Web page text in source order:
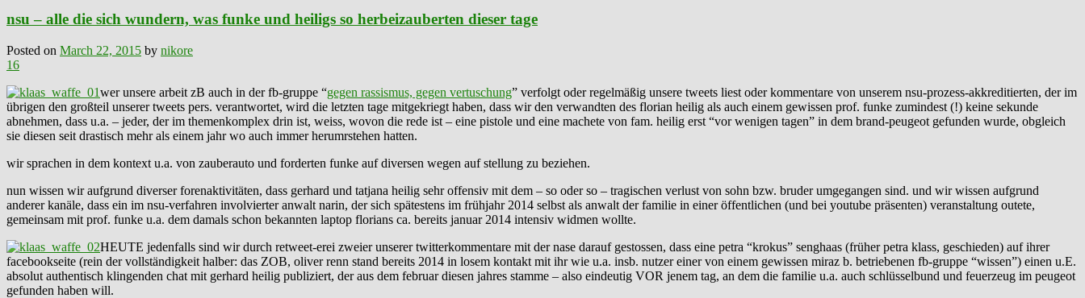
nsu – alle die sich wundern, was funke und heiligs so herbeizauberten dieser tage
Posted on March 22, 2015 by nikore
16
wer unsere arbeit zB auch in der fb-gruppe “gegen rassismus, gegen vertuschung” verfolgt oder regelmäßig unsere tweets liest oder kommentare von unserem nsu-prozess-akkreditierten, der im
übrigen den großteil unserer tweets pers. verantwortet, wird die letzten tage mitgekriegt haben, dass wir den verwandten des florian heilig als auch einem gewissen prof. funke zumindest (!) keine sekunde
abnehmen, dass u.a. – jeder, der im themenkomplex drin ist, weiss, wovon die rede ist – eine pistole und eine machete von fam. heilig erst “vor wenigen tagen” in dem brand-peugeot gefunden wurde, obgleich
sie diesen seit drastisch mehr als einem jahr wo auch immer herumrstehen hatten.
wir sprachen in dem kontext u.a. von zauberauto und forderten funke auf diversen wegen auf stellung zu beziehen.
nun wissen wir aufgrund diverser forenaktivitäten, dass gerhard und tatjana heilig sehr offensiv mit dem – so oder so – tragischen verlust von sohn bzw. bruder umgegangen sind. und wir wissen aufgrund
anderer kanäle, dass ein im nsu-verfahren involvierter anwalt narin, der sich spätestens im frühjahr 2014 selbst als anwalt der familie in einer öffentlichen (und bei youtube präsenten) veranstaltung outete,
gemeinsam mit prof. funke u.a. dem damals schon bekannten laptop florians ca. bereits januar 2014 intensiv widmen wollte.
HEUTE jedenfalls sind wir durch retweet-erei zweier unserer twitterkommentare mit der nase darauf gestossen, dass eine petra “krokus” senghaas (früher petra klass, geschieden) auf ihrer
facebookseite (rein der vollständigkeit halber: das ZOB, oliver renn stand bereits 2014 in losem kontakt mit ihr wie u.a. insb. nutzer einer von einem gewissen miraz b. betriebenen fb-gruppe “wissen”) einen u.E.
absolut authentisch klingenden chat mit gerhard heilig publiziert, der aus dem februar diesen jahres stamme – also eindeutig VOR jenem tag, an dem die familie u.a. auch schlüsselbund und feuerzeug im peugeot
gefunden haben will.